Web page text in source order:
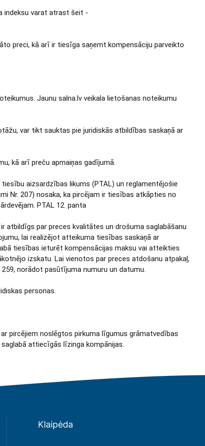
indeksu varat atrast šeit -
preci, kā arī ir tiesīga saņemt kompensāciju parveikto
Jaunu salna.lv veikala lietošanas noteikumu
var tikt sauktas pie juridiskās atbildības saskaņā ar
kā arī preču apmaiņas gadījumā.
aizsardzības likums (PTAL) un reglamentējošie
Nr. 207) nosaka, ka pircējam ir tiesības atkāpties no
PTAL 12. panta
atbildīgs par preces kvalitātes un drošuma saglabāšanu
lai realizējot atteikuma tiesības saskaņā ar
tiesības ieturēt kompensācijas maksu vai atteikties
izskatu. Lai vienotos par preces atdošanu atpakaļ,
norādot pasūtījuma numuru un datumu.
personas.
pircējiem noslēgtos pirkuma līgumus grāmatvedības
attiecīgās līzinga kompānijas.
Klaipėda